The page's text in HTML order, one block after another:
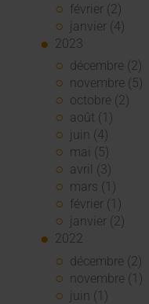
février (2)
janvier (4)
2023
décembre (2)
novembre (5)
octobre (2)
août (1)
juin (4)
mai (5)
avril (3)
mars (1)
février (1)
janvier (2)
2022
décembre (2)
novembre (1)
juin (1)